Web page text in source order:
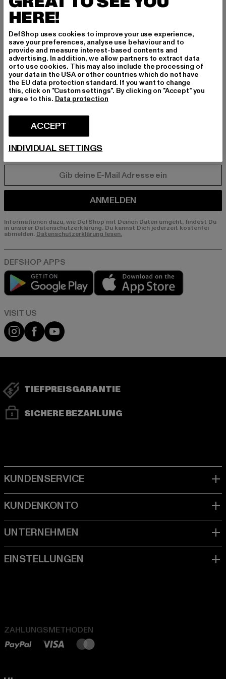
INSPIRIERT ZU BLEI
BEN!
Melde dich hier für unseren Newsletter an und
erhalte künftig Informationen über aktuelle Tre
nds, Angebote und Gutscheine von DefShop p
er E-Mail!
An welchen Produkten bist du interessiert?
MÄNNER
FRAUEN
ANMELDEN
Informationen dazu, wie DefShop mit Deinen Daten umgeht, findest Du
in unserer Datenschutzerklärung. Du kannst Dich jederzeit kostenfei
abmelden. Datenschutzerklärung lesen.
Play market
Visit our Instagram page:
Visit our Facebook page:
Visit our YouTube channel:
TIEFPREISGARANTIE
SICHERE BEZAHLUNG
ZAHLUNGSMETHODEN
HERE!
DefShop uses cookies to improve your use experience,
save your preferences, analyse use behaviour and to
provide and measure interest-based contents and
advertising. In addition, we allow partners to extract data
or to use cookies. This may also include the processing of
your data in the USA or other countries which do not have
the EU data protection standard. If you want to change
this, click on "Custom settings". By clicking on "Accept" you
agree to this. Data protection
ACCEPT
INDIVIDUAL SETTINGS